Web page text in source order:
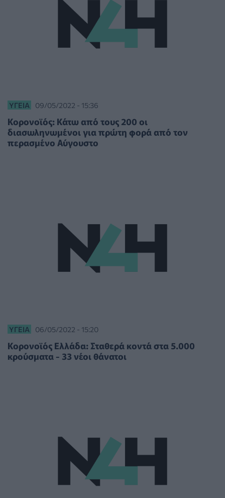
ΥΓΕΊΑ 09/05/2022 - 15:36
Κορονοϊός: Κάτω από τους 200 οι
διασωληνωμένοι για πρώτη φορά από τον
περασμένο Αύγουστο
ΥΓΕΊΑ 06/05/2022 - 15:20
Κορονοϊός Ελλάδα: Σταθερά κοντά στα 5.000
κρούσματα - 33 νέοι θάνατοι